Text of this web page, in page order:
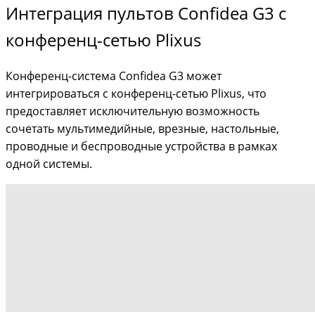
Интеграция пультов Confidea G3 с
конференц-сетью Plixus
Конференц-система Confidea G3 может
интегрироваться с конференц-сетью Plixus, что
предоставляет исключительную возможность
сочетать мультимедийные, врезные, настольные,
проводные и беспроводные устройства в рамках
одной системы.